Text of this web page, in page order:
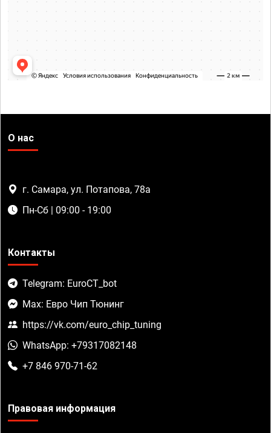
О нас
г. Самара, ул. Потапова, 78а
Пн-Сб | 09:00 - 19:00
Контакты
Telegram: EuroCT_bot
Max: Евро Чип Тюнинг
https://vk.com/euro_chip_tuning
WhatsApp: +79317082148
+7 846 970-71-62
Правовая информация